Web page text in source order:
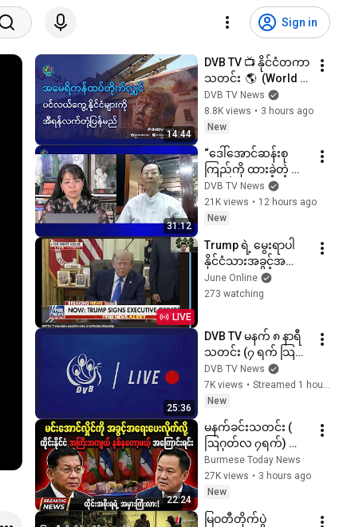
Sign in
14:44
DVB TV 📺 နိုင်ငံတကာ
သတင်း  🌎  (World
News Morning
August 7th)  📣
DVB TV News
8.8K views • 3 hours ago
New
31:12
“ဒေါ်အောင်ဆန်းစု
ကြည်ကို ထားခဲ့တဲ့
နိုင်ငံရေး ဘယ်တော့မှ
မအောင်မြင်ဘူး” - DVB
Interview
DVB TV News
21K views • 12 hours ago
New
LIVE
Trump ရဲ့ မွေးရာပါ
နိုင်ငံသားအခွင့်အရေး
ကန့်သတ်ချက်အသစ် (
Aug 7 )
June Online
273 watching
25:36
DVB TV မနက် ၈ နာရီ
သတင်း (၇ ရက် သြ
ဂုတ်လ ၂၀၂၆)
DVB TV News
7K views •
Streamed 1 hour ago
New
22:24
မနက်ခင်းသတင်း (
ဩဂုတ်လ ၇ရက်)
နောက်ဆုံးရသတင်း
များ| BBC News
မြန်မာ | Khit Thit | Aug
Burmese Today News
27K views • 3 hours ago
New
မြဝတီတိုက်ပွဲ